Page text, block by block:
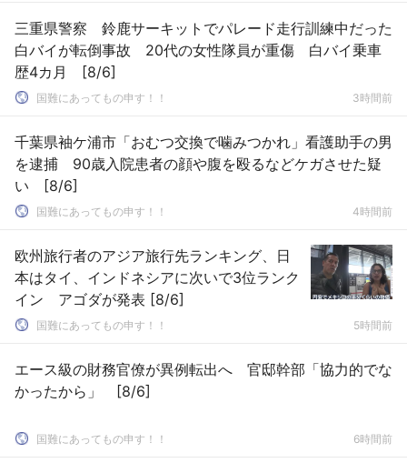
三重県警察 鈴鹿サーキットでパレード走行訓練中だった
白バイが転倒事故 20代の女性隊員が重傷 白バイ乗車
歴4カ月 [8/6]
国難にあってもの申す！！ 3時間前
千葉県袖ケ浦市「おむつ交換で噛みつかれ」看護助手の男
を逮捕 90歳入院患者の顔や腹を殴るなどケガさせた疑
い [8/6]
国難にあってもの申す！！ 4時間前
欧州旅行者のアジア旅行先ランキング、日
本はタイ、インドネシアに次いで3位ランク
イン アゴダが発表 [8/6]
国難にあってもの申す！！ 5時間前
エース級の財務官僚が異例転出へ 官邸幹部「協力的でな
かったから」 [8/6]
国難にあってもの申す！！ 6時間前